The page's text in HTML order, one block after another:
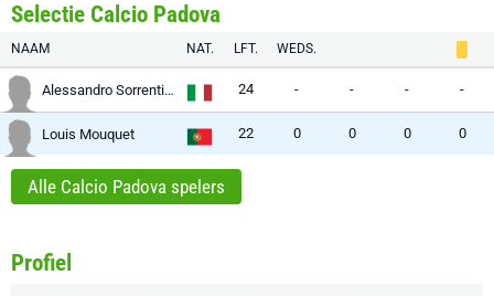
Selectie Calcio Padova
NAAM NAT. LFT. WEDS.
Alessandro Sorrentino 24 - - - -
Louis Mouquet 22 0 0 0 0
Alle Calcio Padova spelers
Profiel